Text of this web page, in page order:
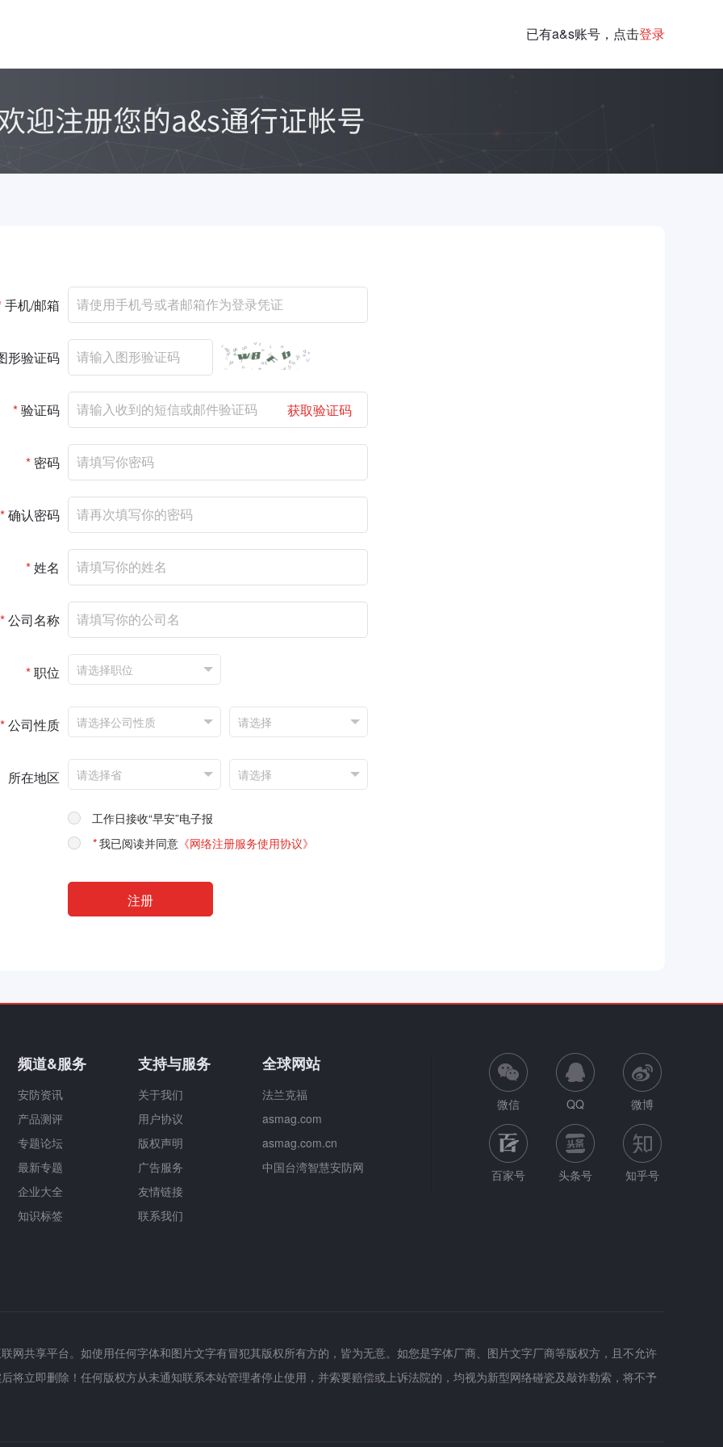
已有a&s账号，点击登录
手机/邮箱
形验证码
*验证码 获取验证码
* 密码
*确认密码
*姓名
*公司名称
*职位
*公司性质
所在地区
工作日接收“早安”电子报
*我已阅读并同意 《网络注册服务使用协议》
频道&服务
安防资讯
产品测评
专题论坛
最新专题
企业大全
知识标签
支持与服务
关于我们
用户协议
版权声明
广告服务
友情链接
联系我们
全球网站
法兰克福
asmag.com
asmag.com.cn
中国台湾智慧安防网
微信 QQ 微博
百家号 头条号 知乎号
网共享平台。如使用任何字体和图片文字有冒犯其版权所有方的，皆为无意。如您是字体厂商、图片文字厂商等版权方，且不允许
将立即删除！任何版权方从未通知联系本站管理者停止使用，并索要赔偿或上诉法院的，均视为新型网络碰瓷及敲诈勒索，将不予